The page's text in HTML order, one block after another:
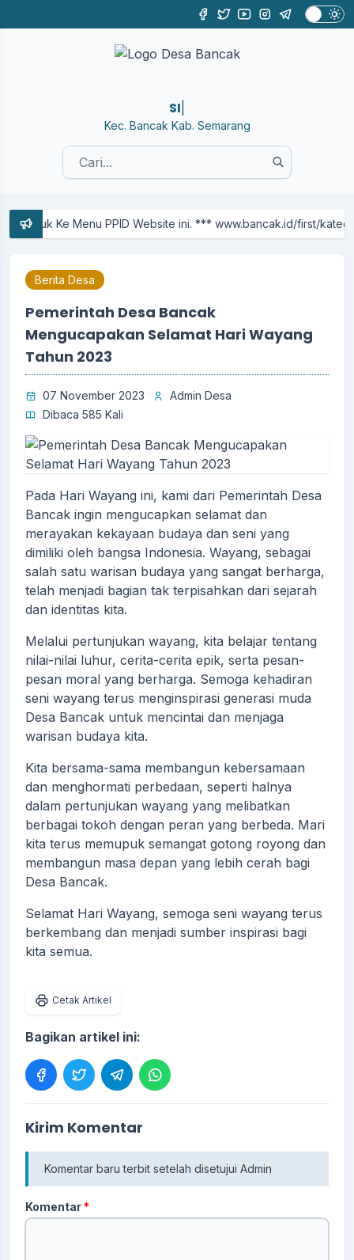
SISTEM
Kec. Bancak Kab. Semarang
Ke Menu PPID Website ini. *** www.bancak.id/first/kategori/
Berita Desa
Pemerintah Desa Bancak
Mengucapakan Selamat Hari Wayang
Tahun 2023
07 November 2023
Admin Desa
Dibaca 585 Kali
Pada Hari Wayang ini, kami dari Pemerintah Desa
Bancak ingin mengucapkan selamat dan
merayakan kekayaan budaya dan seni yang
dimiliki oleh bangsa Indonesia. Wayang, sebagai
salah satu warisan budaya yang sangat berharga,
telah menjadi bagian tak terpisahkan dari sejarah
dan identitas kita.
Melalui pertunjukan wayang, kita belajar tentang
nilai-nilai luhur, cerita-cerita epik, serta pesan-
pesan moral yang berharga. Semoga kehadiran
seni wayang terus menginspirasi generasi muda
Desa Bancak untuk mencintai dan menjaga
warisan budaya kita.
Kita bersama-sama membangun kebersamaan
dan menghormati perbedaan, seperti halnya
dalam pertunjukan wayang yang melibatkan
berbagai tokoh dengan peran yang berbeda. Mari
kita terus memupuk semangat gotong royong dan
membangun masa depan yang lebih cerah bagi
Desa Bancak.
Selamat Hari Wayang, semoga seni wayang terus
berkembang dan menjadi sumber inspirasi bagi
kita semua.
Cetak Artikel
Bagikan artikel ini:
Kirim Komentar
Komentar baru terbit setelah disetujui Admin
Komentar*